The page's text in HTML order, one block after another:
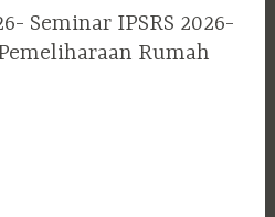
Seminar IPSRS 2026-
Rumah